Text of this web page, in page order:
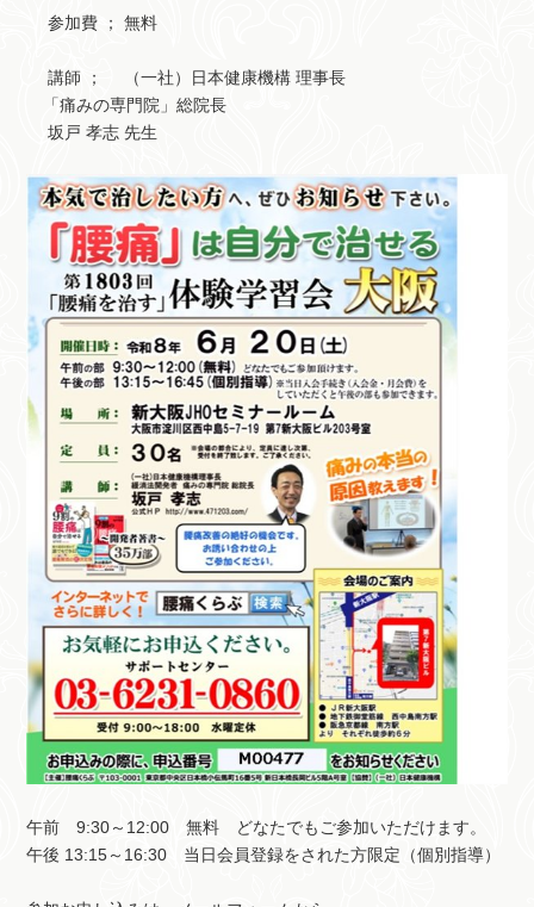
参加費 ； 無料
講師 ； （一社）日本健康機構 理事長
「痛みの専門院」総院長
坂戸 孝志 先生
午前 9:30～12:00 無料 どなたでもご参加いただけます。
午後 13:15～16:30 当日会員登録をされた方限定（個別指導）